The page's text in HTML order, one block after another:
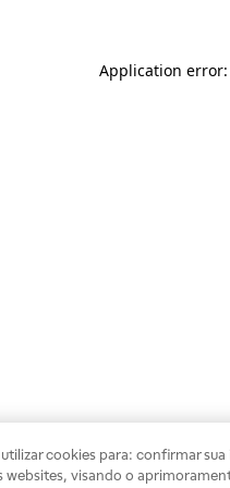
Application
cookies para: confirmar
websites, visando o